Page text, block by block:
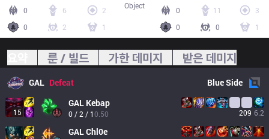
0 6
2
0
2 1
0 11
3
0
0 1
Object
룬 / 빌드 가한 데미지 받은 데미지
GAL Defeat BlueSide
15
GAL Kebap
0 / 2 / 10.50 209 6.2
GALChl0e